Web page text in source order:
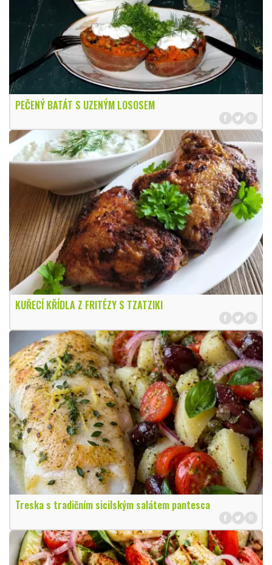
PEČENÝ BATÁT S UZENÝM LOSOSEM
KUŘECÍ KŘÍDLA Z FRITÉZY S TZATZIKI
Treska s tradičním sicilským salátem pantesca